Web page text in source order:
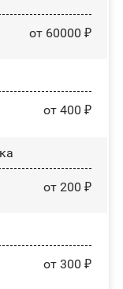
от 60000 ₽
от 400 ₽
от 200 ₽
от 300 ₽